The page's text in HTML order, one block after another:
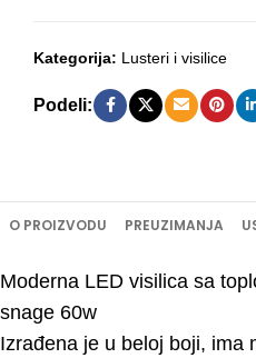
Kategorija: Lusteri i visilice
Podeli:
O PROIZVODU PREUZIMANJA
Moderna LED visilica sa
snage 60w
Izrađena je u beloj boji, ima